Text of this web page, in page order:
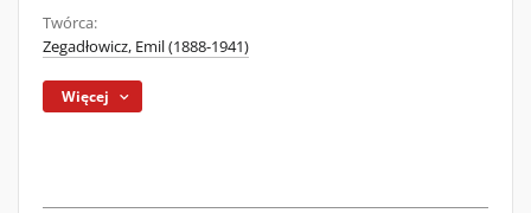
Twórca:
Zegadłowicz, Emil (1888-1941)
Więcej